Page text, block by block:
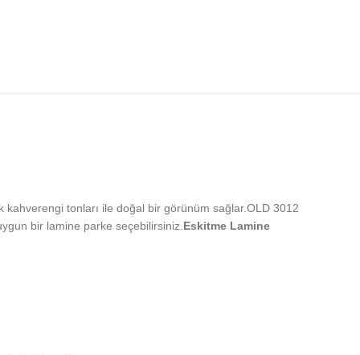
kahverengi tonları ile doğal bir görünüm sağlar.OLD 3012
bir lamine parke seçebilirsiniz.Eskitme Lamine